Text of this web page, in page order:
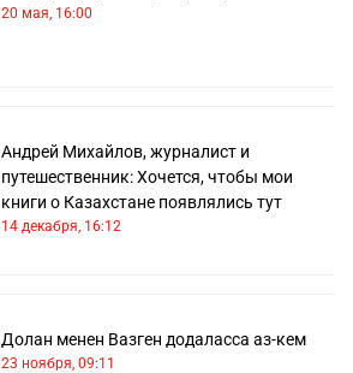
20 мая, 16:00
Андрей Михайлов, журналист и
путешественник: Хочется, чтобы мои
книги о Казахстане появлялись тут
14 декабря, 16:12
Долан менен Вазген додаласса аз-кем
23 ноября, 09:11